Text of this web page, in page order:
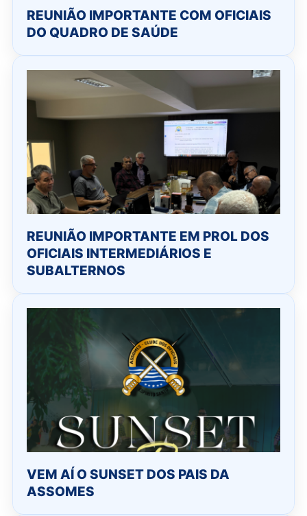
REUNIÃO IMPORTANTE COM OFICIAIS
DO QUADRO DE SAÚDE
REUNIÃO IMPORTANTE EM PROL DOS
OFICIAIS INTERMEDIÁRIOS E
SUBALTERNOS
VEM AÍ O SUNSET DOS PAIS DA
ASSOMES